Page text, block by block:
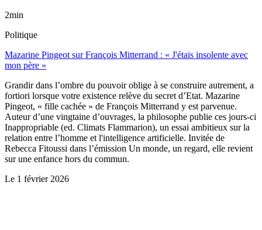
2min
Politique
Mazarine Pingeot sur François Mitterrand : « J'étais insolente avec
mon père »
Grandir dans l’ombre du pouvoir oblige à se construire autrement, a
fortiori lorsque votre existence relève du secret d’Etat. Mazarine
Pingeot, « fille cachée » de François Mitterrand y est parvenue.
Auteur d’une vingtaine d’ouvrages, la philosophe publie ces jours-ci
Inappropriable (ed. Climats Flammarion), un essai ambitieux sur la
relation entre l’homme et l'intelligence artificielle. Invitée de
Rebecca Fitoussi dans l’émission Un monde, un regard, elle revient
sur une enfance hors du commun.
Le 1 février 2026